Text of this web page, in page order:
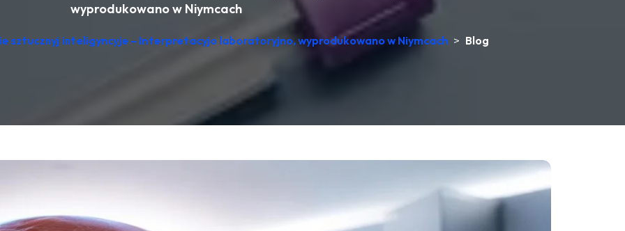
wyprodukowano w Niymcach
sztucznyj inteligyncyje – Interpretacyjo laboratoryjno, wyprodukowano w Niymcach > Blog